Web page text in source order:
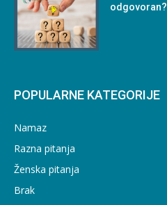
odgovoran?
POPULARNE KATEGORIJE
Namaz
Razna pitanja
Ženska pitanja
Brak